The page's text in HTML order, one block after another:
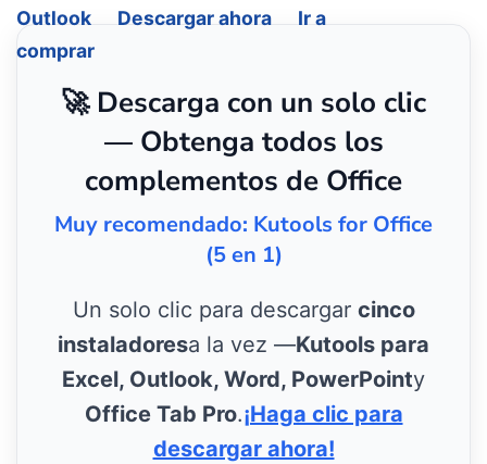
Outlook
Descargar ahora
Ir a
comprar
🚀 Descarga con un solo clic
— Obtenga todos los
complementos de Office
Muy recomendado: Kutools for Office
(5 en 1)
Un solo clic para descargar cinco
instaladoresa la vez —Kutools para
Excel, Outlook, Word, PowerPointy
Office Tab Pro.¡Haga clic para
descargar ahora!